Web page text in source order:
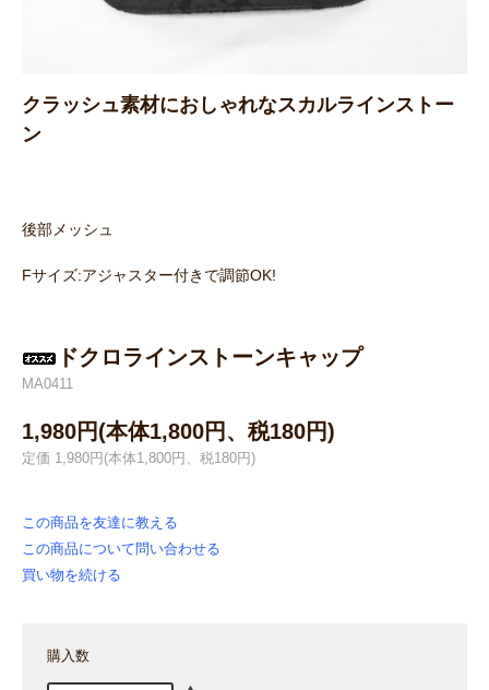
クラッシュ素材におしゃれなスカルラインストー
ン
後部メッシュ
Fサイズ:アジャスター付きで調節OK!
ドクロラインストーンキャップ
MA0411
1,980円(本体1,800円、税180円)
定価 1,980円(本体1,800円、税180円)
この商品を友達に教える
この商品について問い合わせる
買い物を続ける
購入数